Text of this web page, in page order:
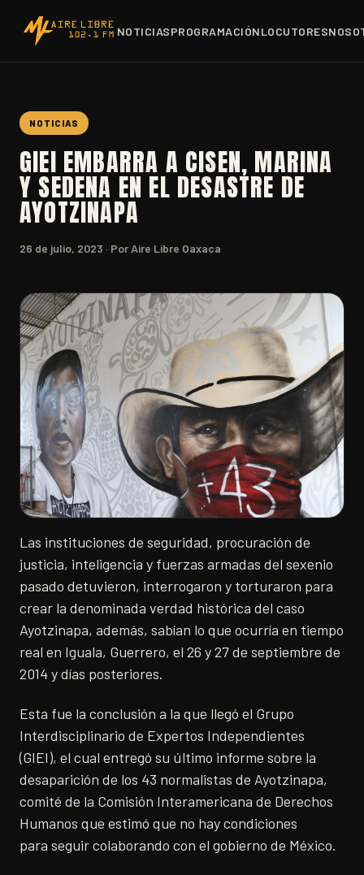
NOTICIASPROGRAMACIÓNLOCUTORES
NOTICIAS
GIEI EMBARRA A CISEN, MARINA
Y SEDENA EN EL DESASTRE DE
AYOTZINAPA
26 de julio, 2023 · Por Aire Libre Oaxaca
Las instituciones de seguridad, procuración de
justicia, inteligencia y fuerzas armadas del sexenio
pasado detuvieron, interrogaron y torturaron para
crear la denominada verdad histórica del caso
Ayotzinapa, además, sabían lo que ocurría en tiempo
real en Iguala, Guerrero, el 26 y 27 de septiembre de
2014 y días posteriores.
Esta fue la conclusión a la que llegó el Grupo
Interdisciplinario de Expertos Independientes
(GIEI), el cual entregó su último informe sobre la
desaparición de los 43 normalistas de Ayotzinapa,
comité de la Comisión Interamericana de Derechos
Humanos que estimó que no hay condiciones
para seguir colaborando con el gobierno de México.